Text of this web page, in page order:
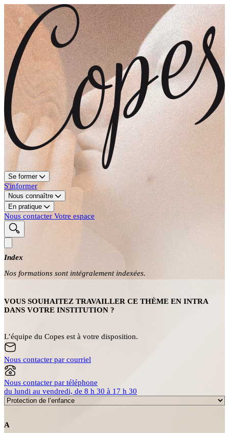
Se former
S'informer
Nous connaître
En pratique
Nous contacter Votre espace
Index
Nos formations sont intégralement indexées.
VOUS SOUHAITEZ TRAVAILLER CE THÈME EN INTRA
DANS VOTRE INSTITUTION ?
L’équipe du Copes est à votre disposition.
Nous contacter par courriel
Nous contacter par téléphone
du lundi au vendredi, de 8 h 30 à 17 h 30
A